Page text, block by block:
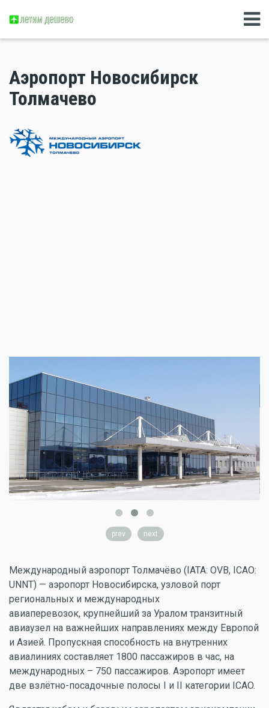
Аэропорт Новосибирск
Толмачево
prev next
Международный аэропорт Толмачёво (IATA: OVB, ICAO:
UNNT) — аэропорт Новосибирска, узловой порт
региональных и международных
авиаперевозок, крупнейший за Уралом транзитный
авиаузел на важнейших направлениях между Европой
и Азией. Пропускная способность на внутренних
авиалиниях составляет 1800 пассажиров в час, на
международных – 750 пассажиров. Аэропорт имеет
две взлётно-посадочные полосы I и II категории ICAO.